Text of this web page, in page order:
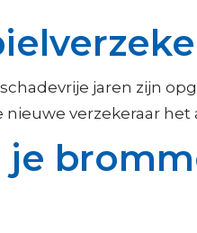
jaren zijn
verzekeraar het
je